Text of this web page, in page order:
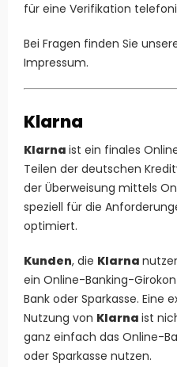
für eine Verifikation
Bei Fragen finden Sie
Impressum.
Klarna
Klarna ist ein finales
Teilen der deutschen
der Überweisung mittels
speziell für die
optimiert.
Kunden, die Klarna
ein Online-Banking-
Bank oder Sparkasse. Eine
Nutzung von Klarna ist
ganz einfach das Online-
oder Sparkasse nutzen.